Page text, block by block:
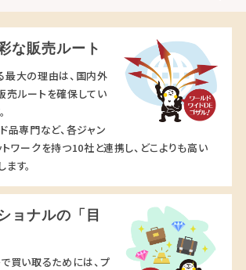
な販売ルート
最大の理由は、国内外
売ルートを確保してい
品専門など、各ジャン
ワークを持つ10社と連携し、どこよりも高い
す。
ョナルの「目
買い取るためには、プ